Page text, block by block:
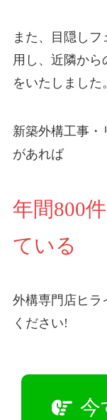
また、目隠し
用し、近隣か
をいたしました。
新築外構工事・
があれば
年間800
ている
外構専門店ヒラ
ください!
今